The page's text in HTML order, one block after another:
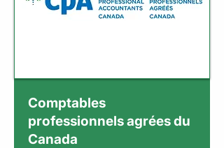
Comptables
professionnels agrées du
Canada